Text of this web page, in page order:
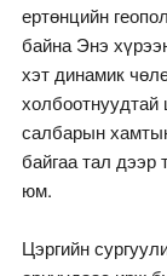
ертөнцийн
байна Энэ
хэт динамик
холбоотнуудтай
салбарын
байгаа тал дээр
юм.
Цэргийн